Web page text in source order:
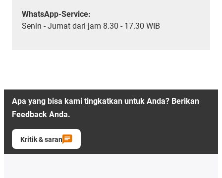
WhatsApp-Service:
Senin - Jumat dari jam 8.30 - 17.30 WIB
Apa yang bisa kami tingkatkan untuk Anda? Berikan
Feedback Anda.
Kritik & saran